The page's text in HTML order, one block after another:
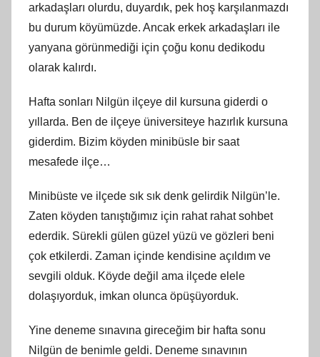
arkadaşları olurdu, duyardık, pek hoş karşılanmazdı
bu durum köyümüzde. Ancak erkek arkadaşları ile
yanyana görünmediği için çoğu konu dedikodu
olarak kalırdı.
Hafta sonları Nilgün ilçeye dil kursuna giderdi o
yıllarda. Ben de ilçeye üniversiteye hazırlık kursuna
giderdim. Bizim köyden minibüsle bir saat
mesafede ilçe…
Minibüste ve ilçede sık sık denk gelirdik Nilgün’le.
Zaten köyden tanıştığımız için rahat rahat sohbet
ederdik. Sürekli gülen güzel yüzü ve gözleri beni
çok etkilerdi. Zaman içinde kendisine açıldım ve
sevgili olduk. Köyde değil ama ilçede elele
dolaşıyorduk, imkan olunca öpüşüyorduk.
Yine deneme sınavına gireceğim bir hafta sonu
Nilgün de benimle geldi. Deneme sınavının